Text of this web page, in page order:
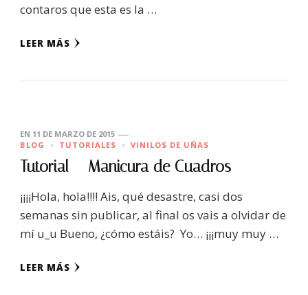
contaros que esta es la …
LEER MÁS
EN 11 DE MARZO DE 2015
BLOG
TUTORIALES VINILOS DE UÑAS
Tutorial – Manicura de Cuadros
¡¡¡¡Hola, hola!!!! Ais, qué desastre, casi dos
semanas sin publicar, al final os vais a olvidar de
mí u_u Bueno, ¿cómo estáis? Yo… ¡¡¡muy muy …
LEER MÁS